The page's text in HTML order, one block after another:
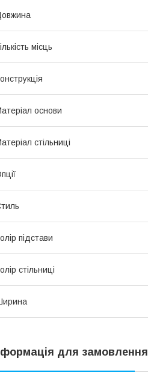
місць
основи
стільниці
підстави
стільниці
для замовлення